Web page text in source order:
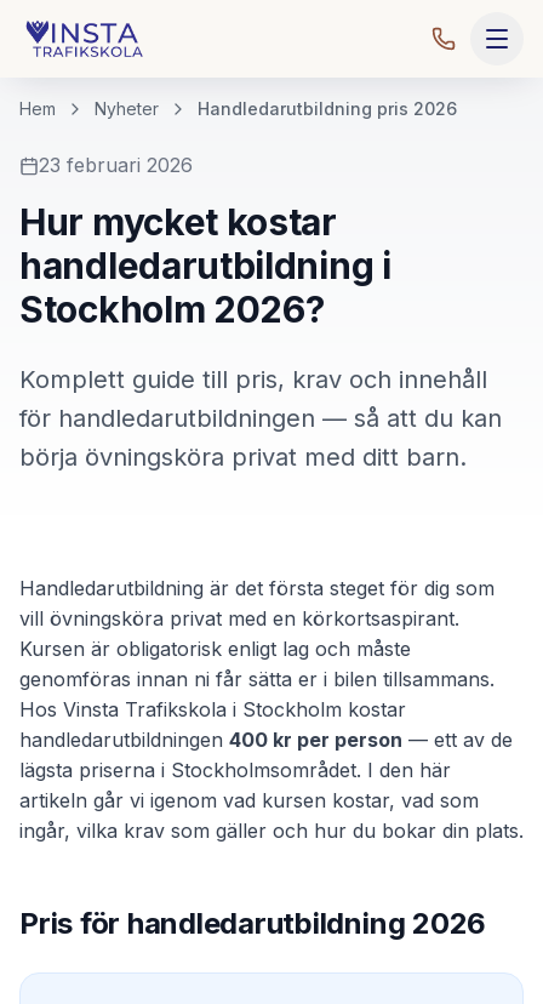
Hem Nyheter Handledarutbildning pris 2026
23 februari 2026
Hur mycket kostar
handledarutbildning i
Stockholm 2026?
Komplett guide till pris, krav och innehåll
för handledarutbildningen — så att du kan
börja övningsköra privat med ditt barn.
Handledarutbildning är det första steget för dig som
vill övningsköra privat med en körkortsaspirant.
Kursen är obligatorisk enligt lag och måste
genomföras innan ni får sätta er i bilen tillsammans.
Hos Vinsta Trafikskola i Stockholm kostar
handledarutbildningen 400 kr per person — ett av de
lägsta priserna i Stockholmsområdet. I den här
artikeln går vi igenom vad kursen kostar, vad som
ingår, vilka krav som gäller och hur du bokar din plats.
Pris för handledarutbildning 2026